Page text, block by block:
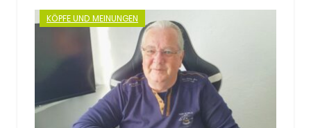
KÖPFE UND MEINUNGEN